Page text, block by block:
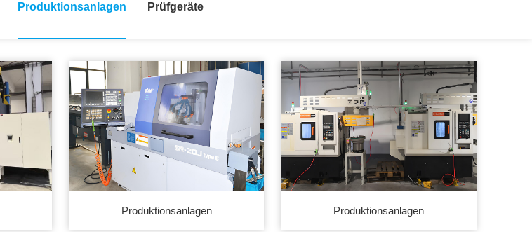
Produktionsanlagen Prüfgeräte
Produktionsanlagen Produktionsanlagen